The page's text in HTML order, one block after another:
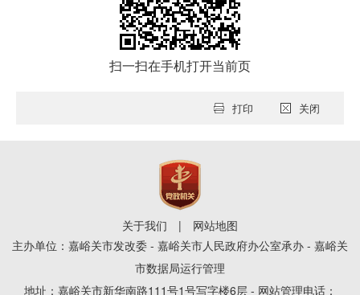
扫一扫在手机打开当前页
打印 关闭
关于我们 |
网站地图
主办单位：嘉峪关市发改委 - 嘉峪关市人民政府办公室承办 - 嘉峪关
市数据局运行管理
地址：嘉峪关市新华南路111号1号写字楼6层 - 网站管理电话：